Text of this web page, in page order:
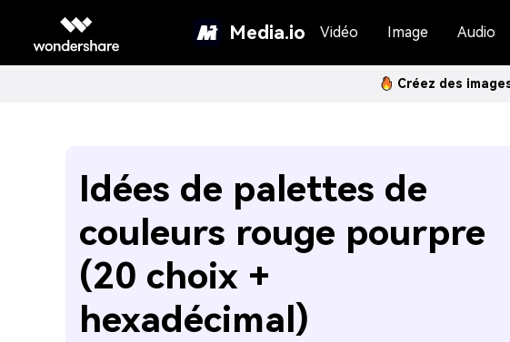
Media.io Vidéo Image Audio
Créez des
Idées de palettes de
couleurs rouge pourpre
(20 choix +
hexadécimal)